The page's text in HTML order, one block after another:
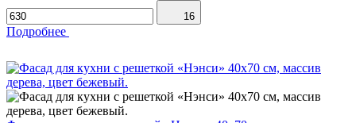
16
Подробнее